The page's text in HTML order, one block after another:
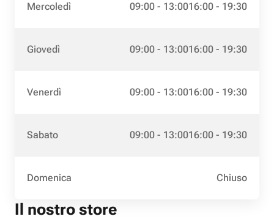
Mercoledì 09:00 - 13:0016:00 - 19:30
Giovedì 09:00 - 13:0016:00 - 19:30
Venerdì 09:00 - 13:0016:00 - 19:30
Sabato 09:00 - 13:0016:00 - 19:30
Domenica Chiuso
Il nostro store